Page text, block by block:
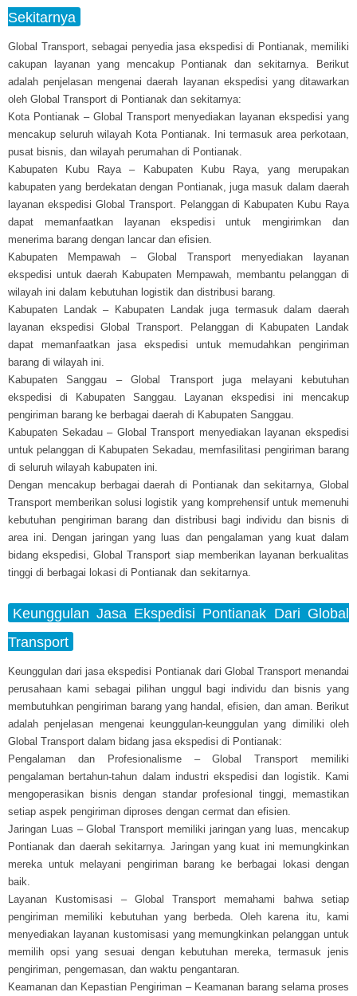
Sekitarnya
Global Transport, sebagai penyedia jasa ekspedisi di Pontianak, memiliki
cakupan layanan yang mencakup Pontianak dan sekitarnya. Berikut
adalah penjelasan mengenai daerah layanan ekspedisi yang ditawarkan
oleh Global Transport di Pontianak dan sekitarnya:
Kota Pontianak – Global Transport menyediakan layanan ekspedisi yang
mencakup seluruh wilayah Kota Pontianak. Ini termasuk area perkotaan,
pusat bisnis, dan wilayah perumahan di Pontianak.
Kabupaten Kubu Raya – Kabupaten Kubu Raya, yang merupakan
kabupaten yang berdekatan dengan Pontianak, juga masuk dalam daerah
layanan ekspedisi Global Transport. Pelanggan di Kabupaten Kubu Raya
dapat memanfaatkan layanan ekspedisi untuk mengirimkan dan
menerima barang dengan lancar dan efisien.
Kabupaten Mempawah – Global Transport menyediakan layanan
ekspedisi untuk daerah Kabupaten Mempawah, membantu pelanggan di
wilayah ini dalam kebutuhan logistik dan distribusi barang.
Kabupaten Landak – Kabupaten Landak juga termasuk dalam daerah
layanan ekspedisi Global Transport. Pelanggan di Kabupaten Landak
dapat memanfaatkan jasa ekspedisi untuk memudahkan pengiriman
barang di wilayah ini.
Kabupaten Sanggau – Global Transport juga melayani kebutuhan
ekspedisi di Kabupaten Sanggau. Layanan ekspedisi ini mencakup
pengiriman barang ke berbagai daerah di Kabupaten Sanggau.
Kabupaten Sekadau – Global Transport menyediakan layanan ekspedisi
untuk pelanggan di Kabupaten Sekadau, memfasilitasi pengiriman barang
di seluruh wilayah kabupaten ini.
Dengan mencakup berbagai daerah di Pontianak dan sekitarnya, Global
Transport memberikan solusi logistik yang komprehensif untuk memenuhi
kebutuhan pengiriman barang dan distribusi bagi individu dan bisnis di
area ini. Dengan jaringan yang luas dan pengalaman yang kuat dalam
bidang ekspedisi, Global Transport siap memberikan layanan berkualitas
tinggi di berbagai lokasi di Pontianak dan sekitarnya.
Keunggulan Jasa Ekspedisi Pontianak Dari Global
Transport
Keunggulan dari jasa ekspedisi Pontianak dari Global Transport menandai
perusahaan kami sebagai pilihan unggul bagi individu dan bisnis yang
membutuhkan pengiriman barang yang handal, efisien, dan aman. Berikut
adalah penjelasan mengenai keunggulan-keunggulan yang dimiliki oleh
Global Transport dalam bidang jasa ekspedisi di Pontianak:
Pengalaman dan Profesionalisme – Global Transport memiliki
pengalaman bertahun-tahun dalam industri ekspedisi dan logistik. Kami
mengoperasikan bisnis dengan standar profesional tinggi, memastikan
setiap aspek pengiriman diproses dengan cermat dan efisien.
Jaringan Luas – Global Transport memiliki jaringan yang luas, mencakup
Pontianak dan daerah sekitarnya. Jaringan yang kuat ini memungkinkan
mereka untuk melayani pengiriman barang ke berbagai lokasi dengan
baik.
Layanan Kustomisasi – Global Transport memahami bahwa setiap
pengiriman memiliki kebutuhan yang berbeda. Oleh karena itu, kami
menyediakan layanan kustomisasi yang memungkinkan pelanggan untuk
memilih opsi yang sesuai dengan kebutuhan mereka, termasuk jenis
pengiriman, pengemasan, dan waktu pengantaran.
Keamanan dan Kepastian Pengiriman – Keamanan barang selama proses